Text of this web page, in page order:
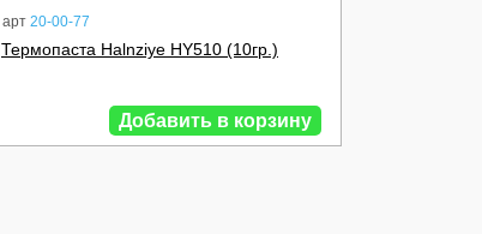
арт 20-00-77
Термопаста Halnziye HY510 (10гр.)
Добавить в корзину